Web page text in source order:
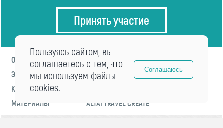
Принять участие
О ФОРУМЕ
ПРОГРАММА
ЭКСПЕРТЫ
НОВОСТИ
КОНТАКТЫ
МАТЕРИАЛЫ
ALTAI TRAVEL CREATE
Пользуясь сайтом, вы
соглашаетесь с тем, что
мы используем файлы
cookies.
Соглашаюсь